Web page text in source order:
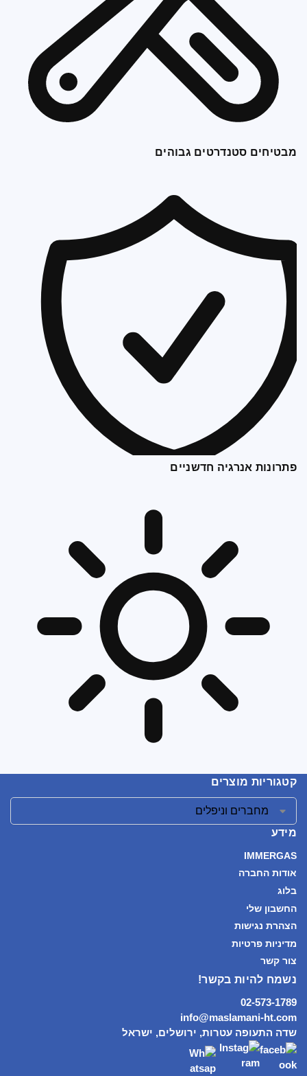
מבטיחים סטנדרטים גבוהים
פתרונות אנרגיה חדשניים
קטגוריות מוצרים
מידע
IMMERGAS
אודות החברה
בלוג
החשבון שלי
הצהרת נגישות
מדיניות פרטיות
צור קשר
נשמח להיות בקשר!
02-573-1789
info@maslamani-ht.com
שדה התעופה עטרות, ירושלים, ישראל